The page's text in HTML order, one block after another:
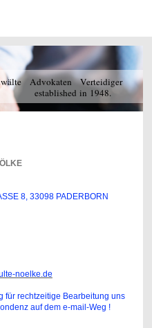
Advokaten Verteidiger
in 1948.
8, 33098 PADERBORN
noelke.de
für rechtzeitige Bearbeitung uns
auf dem e-mail-Weg !